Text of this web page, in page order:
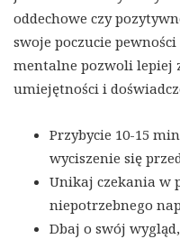
oddechowe czy
swoje poczucie
mentalne pozwoli lepiej
umiejętności i
Przybycie 10-15
wyciszenie się
Unikaj czekania w
niepotrzebnego
Dbaj o swój